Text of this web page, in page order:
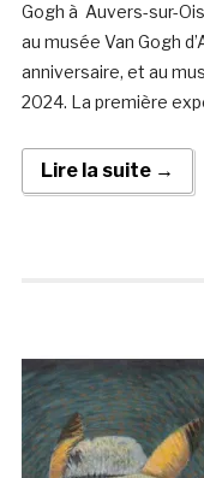
Gogh à Auvers-sur-
au musée Van Gogh
anniversaire, et au
2024. La première
Lire la suite →